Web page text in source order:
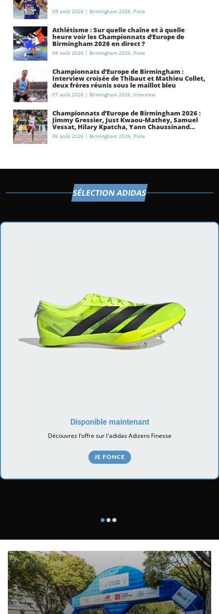
08 août 2026 | Birmingham 2026 Piste
Athlétisme : Sur quelle chaîne et à quelle
heure voir les Championnats d’Europe de
Birmingham 2026 en direct ?
08 août 2026 | Birmingham 2026 Piste
Championnats d’Europe de Birmingham :
Interview croisée de Thibaut et Mathieu Collet,
deux frères réunis sous le maillot bleu
07 août 2026 | Birmingham 2026 Interview
Championnats d’Europe de Birmingham 2026 :
Jimmy Gressier, Just Kwaou-Mathey, Samuel
Vessat, Hilary Kpatcha, Yann Chaussinand…
Présentation de l’équipe de France
d’athlétisme
06 août 2026 | Birmingham 2026 Piste
SÉLECTION ADIDAS
Disponible maintenant
Découvrez l’offre sur l'adidas Adizero Finesse
JE FONCE